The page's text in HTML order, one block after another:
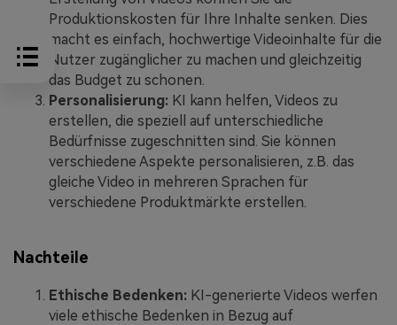
Produktionskosten für Ihre Inhalte senken. Dies
macht es einfach, hochwertige Videoinhalte für die
Nutzer zugänglicher zu machen und gleichzeitig
das Budget zu schonen.
Personalisierung: KI kann helfen, Videos zu
erstellen, die speziell auf unterschiedliche
Bedürfnisse zugeschnitten sind. Sie können
verschiedene Aspekte personalisieren, z.B. das
gleiche Video in mehreren Sprachen für
verschiedene Produktmärkte erstellen.
Nachteile
Ethische Bedenken: KI-generierte Videos werfen
viele ethische Bedenken in Bezug auf